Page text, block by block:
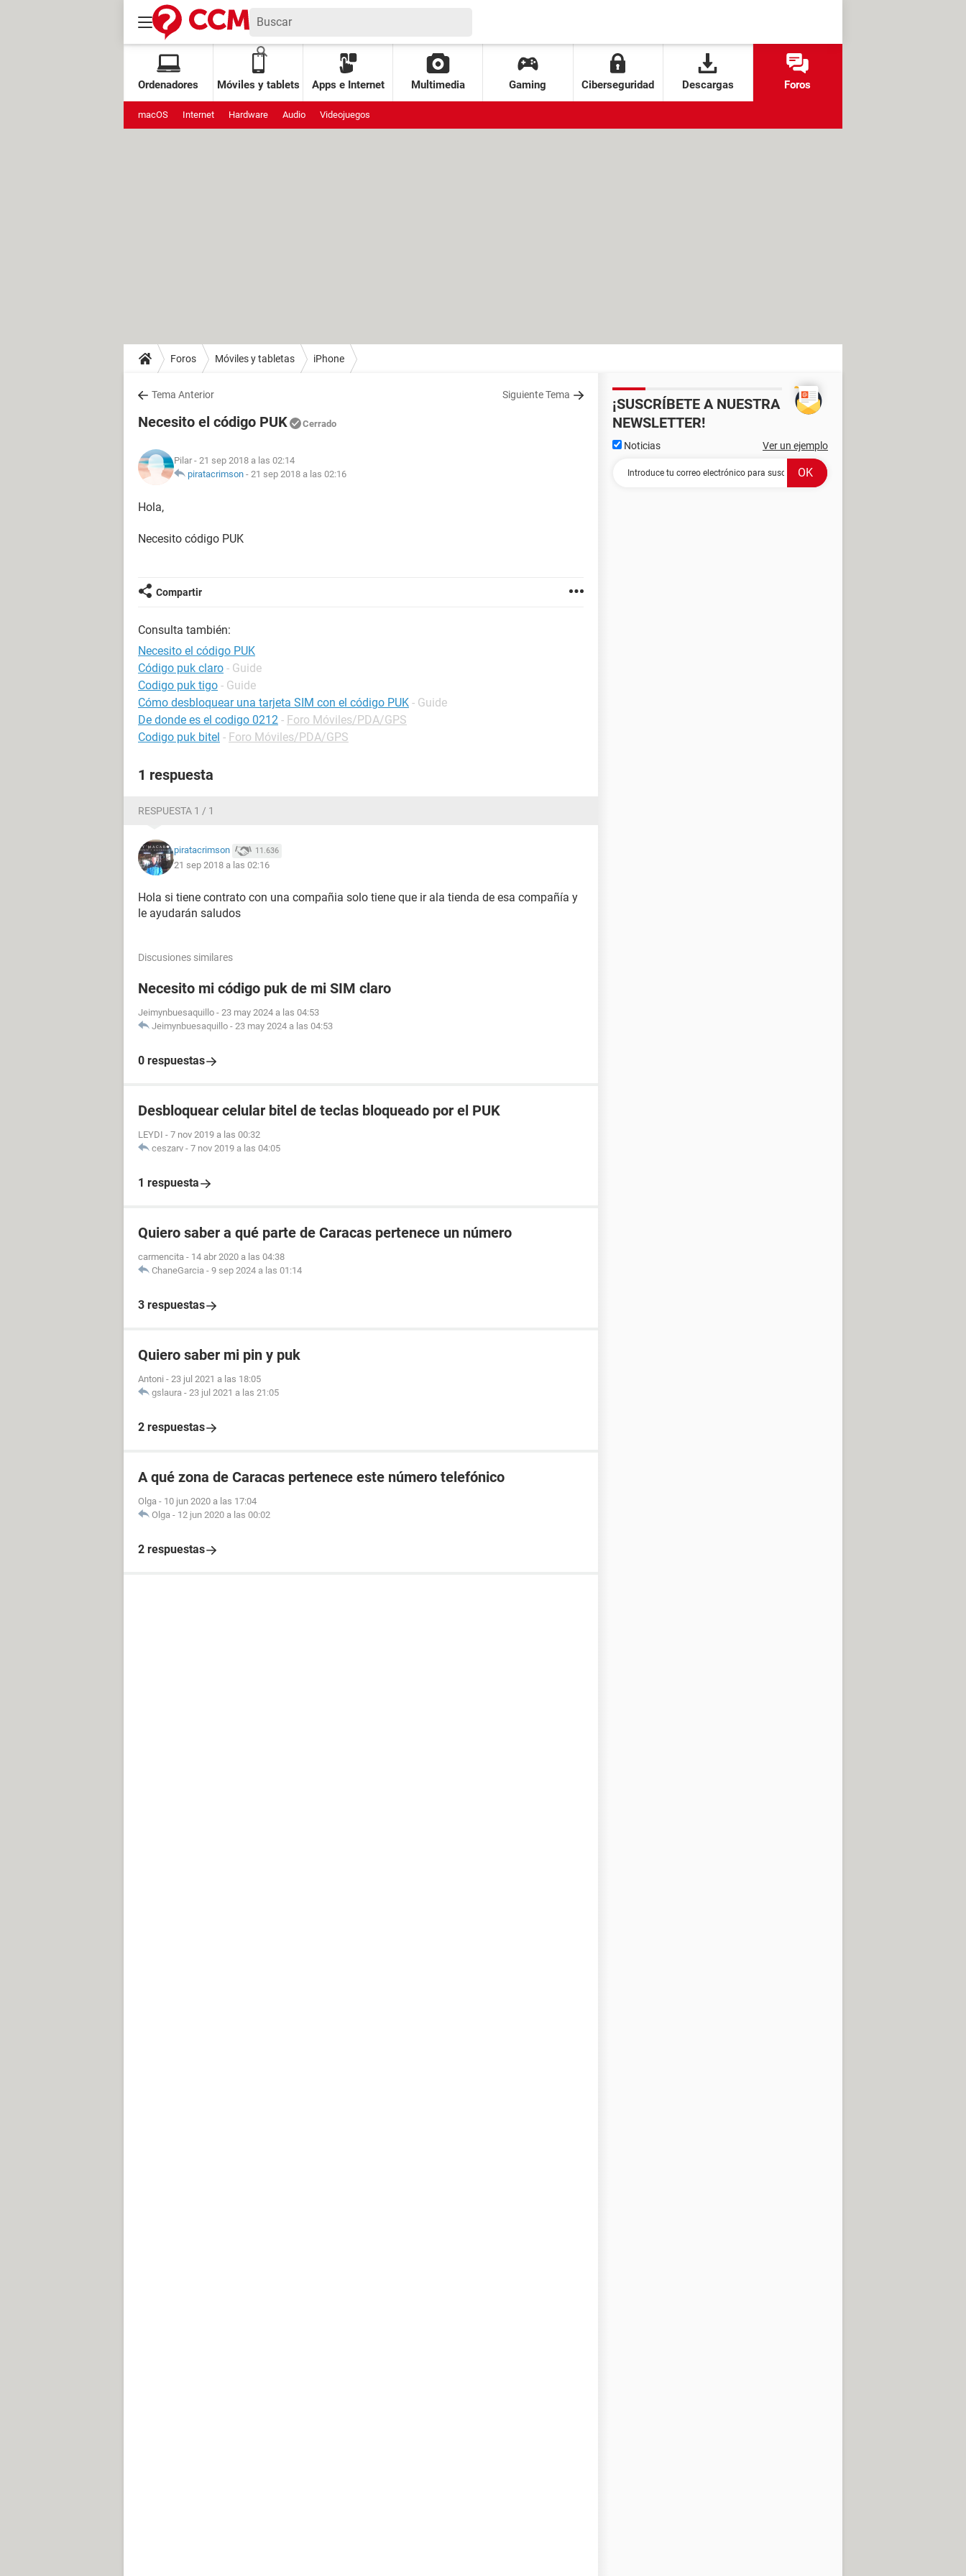
Ordenadores Móviles y tablets Apps e Internet Multimedia Gaming Ciberseguridad Descargas Foros
macOS Internet Hardware Audio Videojuegos
Foros Móviles y tabletas iPhone
Tema Anterior Siguiente Tema
Necesito el código PUK Cerrado
Pilar - 21 sep 2018 a las 02:14
piratacrimson - 21 sep 2018 a las 02:16
Hola,
Necesito código PUK
Compartir
Consulta también:
Necesito el código PUK
Código puk claro - Guide
Codigo puk tigo - Guide
Cómo desbloquear una tarjeta SIM con el código PUK - Guide
De donde es el codigo 0212 - Foro Móviles/PDA/GPS
Codigo puk bitel - Foro Móviles/PDA/GPS
1 respuesta
RESPUESTA 1 / 1
piratacrimson 11.636
21 sep 2018 a las 02:16
Hola si tiene contrato con una compañia solo tiene que ir ala tienda de esa compañía y
le ayudarán saludos
Discusiones similares
Necesito mi código puk de mi SIM claro
Jeimynbuesaquillo - 23 may 2024 a las 04:53
Jeimynbuesaquillo - 23 may 2024 a las 04:53
0 respuestas
Desbloquear celular bitel de teclas bloqueado por el PUK
LEYDI - 7 nov 2019 a las 00:32
ceszarv - 7 nov 2019 a las 04:05
1 respuesta
Quiero saber a qué parte de Caracas pertenece un número
carmencita - 14 abr 2020 a las 04:38
ChaneGarcia - 9 sep 2024 a las 01:14
3 respuestas
Quiero saber mi pin y puk
Antoni - 23 jul 2021 a las 18:05
gslaura - 23 jul 2021 a las 21:05
2 respuestas
A qué zona de Caracas pertenece este número telefónico
Olga - 10 jun 2020 a las 17:04
Olga - 12 jun 2020 a las 00:02
2 respuestas
¡SUSCRÍBETE A NUESTRA
NEWSLETTER!
Noticias Ver un ejemplo